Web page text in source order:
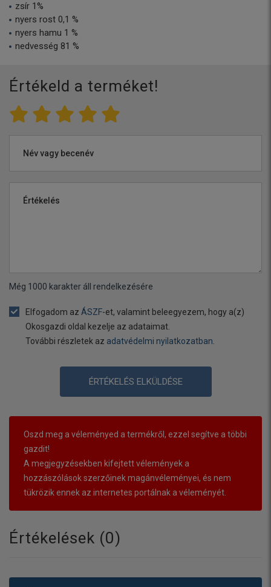
zsír 1%
nyers rost 0,1 %
nyers hamu 1 %
nedvesség 81 %
Értékeld a terméket!
Név vagy becenév
Értékelés
Még 1000 karakter áll rendelkezésére
Elfogadom az ÁSZF-et, valamint beleegyezem, hogy a(z)
Okosgazdi oldal kezelje az adataimat.
További részletek az adatvédelmi nyilatkozatban.
ÉRTÉKELÉS ELKÜLDÉSE
Oszd meg a véleményed a termékről, ezzel segítve a többi
gazdit!
A megjegyzésekben kifejtett vélemények a
hozzászólások szerzőinek magánvéleményei, és nem
tükrözik ennek az internetes portálnak a véleményét.
Értékelések (0)